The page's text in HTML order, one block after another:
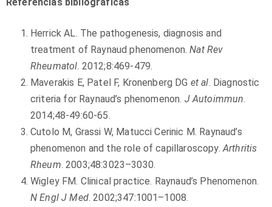
Herrick AL. The pathogenesis, diagnosis and
treatment of Raynaud phenomenon.Nat Rev
Rheumatol. 2012;8:469-479.
Maverakis E, Patel F, Kronenberg DG et al. Diagnostic
criteria for Raynaud’s phenomenon. J Autoimmun.
2014;48-49:60-65.
Cutolo M, Grassi W, Matucci Cerinic M. Raynaud’s
phenomenon and the role of capillaroscopy. Arthritis
Rheum. 2003;48:3023–3030.
Wigley FM. Clinical practice. Raynaud’s Phenomenon.
N Engl J Med. 2002;347:1001–1008.